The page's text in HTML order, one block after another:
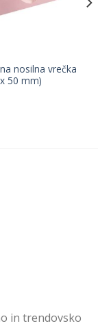
nosilna vrečka
50 mm)
in trendovsko